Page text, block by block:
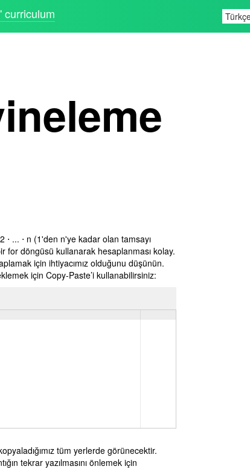
curriculum
⋅ ... ⋅ n (1'den n'ye kadar olan tamsayı
for döngüsü kullanarak hesaplanması kolay.
için ihtiyacımız olduğunu düşünün.
için Copy-Paste’i kullanabilirsiniz:
tüm yerlerde görünecektir.
tekrar yazılmasını önlemek için